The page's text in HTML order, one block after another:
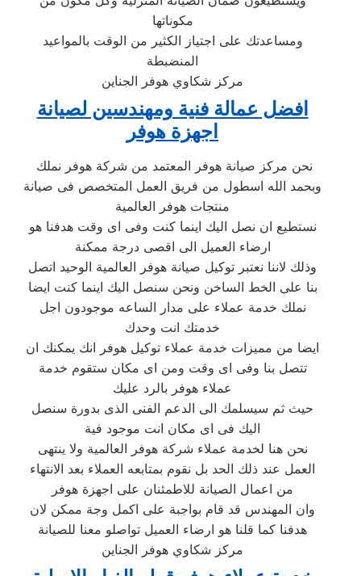
مكوناتها
ومساعدتك على اجتياز الكثير من الوقت بالمواعيد
المنضبطة
مركز شكاوي هوفر الجناين
افضل عمالة فنية ومهندسين لصيانة
اجهزة هوفر
وبحمد الله اسطول من فريق العمل المتخصص فى صيانة
منتجات هوفر العالمية
نستطيع ان نصل اليك اينما كنت وفى اى وقت هدفنا هو
ارضاء العميل الى اقصى درجة ممكنة
وذلك لاننا نعتبر توكيل صيانة هوفر العالمية الوحيد اتصل
بنا على الخط الساخن ونحن سنصل اليك اينما كنت ايضا
نملك خدمة عملاء على مدار الساعه موجودون اجل
خدمتك انت وحدك
ايضا من مميزات خدمة عملاء توكيل هوفر انك يمكنك ان
تتصل بنا وفى اى وقت ومن اى مكان ستقوم خدمة
عملاء هوفر بالرد عليك
حيث ثم سيسلمك الى الدعم الفنى الذى بدورة سنصل
اليك فى اى مكان انت موجود فية
نحن هنا لخدمة عملاء شركة هوفر العالمية ولا ينتهى
العمل عند ذلك الحد بل نقوم بمتابعه العملاء بعد الانتهاء
من اعمال الصيانة للاطمئنان على اجهزة هوفر
وان المهندس قد قام بواجبة على اكمل وجة ممكن لان
هدفنا كما قلنا هو ارضاء العميل تواصلو معنا للصيانة
مركز شكاوي هوفر الجناين